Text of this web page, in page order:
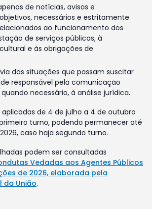
de notícias, avisos e
necessários e estritamente
ao funcionamento dos
de serviços públicos, à
e às obrigações de
das situações que possam suscitar
responsável pela comunicação
necessário, à análise jurídica.
aplicadas de 4 de julho a 4 de outubro
turno, podendo permanecer até
caso haja segundo turno.
podem ser consultadas
Vedadas aos Agentes Públicos
de 2026, elaborada pela
da União.